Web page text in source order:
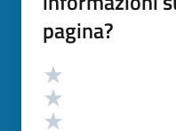
pagina?
Valutazione